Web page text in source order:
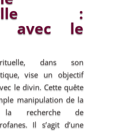
:
avec le
dans son
vise un objectif
le divin. Cette quête
manipulation de la
recherche de
Il s’agit d’une